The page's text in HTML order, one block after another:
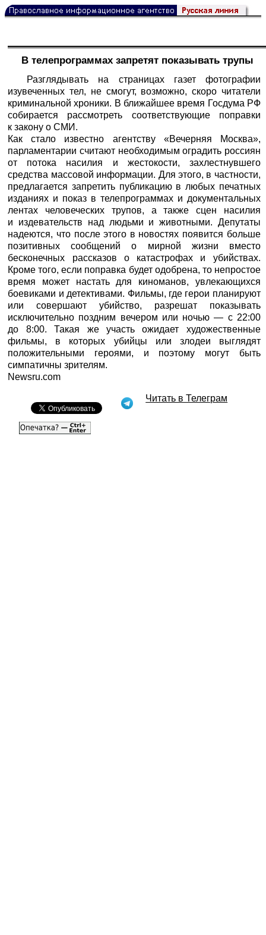
В телепрограммах запретят показывать трупы
Разглядывать на страницах газет фотографии
изувеченных тел, не смогут, возможно, скоро читатели
криминальной хроники. В ближайшее время Госдума РФ
собирается рассмотреть соответствующие поправки
к закону о СМИ.
Как стало известно агентству «Вечерняя Москва»,
парламентарии считают необходимым оградить россиян
от потока насилия и жестокости, захлестнувшего
средства массовой информации. Для этого, в частности,
предлагается запретить публикацию в любых печатных
изданиях и показ в телепрограммах и документальных
лентах человеческих трупов, а также сцен насилия
и издевательств над людьми и животными. Депутаты
надеются, что после этого в новостях появится больше
позитивных сообщений о мирной жизни вместо
бесконечных рассказов о катастрофах и убийствах.
Кроме того, если поправка будет одобрена, то непростое
время может настать для киноманов, увлекающихся
боевиками и детективами. Фильмы, где герои планируют
или совершают убийство, разрешат показывать
исключительно поздним вечером или ночью — с 22:00
до 8:00. Такая же участь ожидает художественные
фильмы, в которых убийцы или злодеи выглядят
положительными героями, и поэтому могут быть
симпатичны зрителям.
Newsru.com
Читать в Телеграм